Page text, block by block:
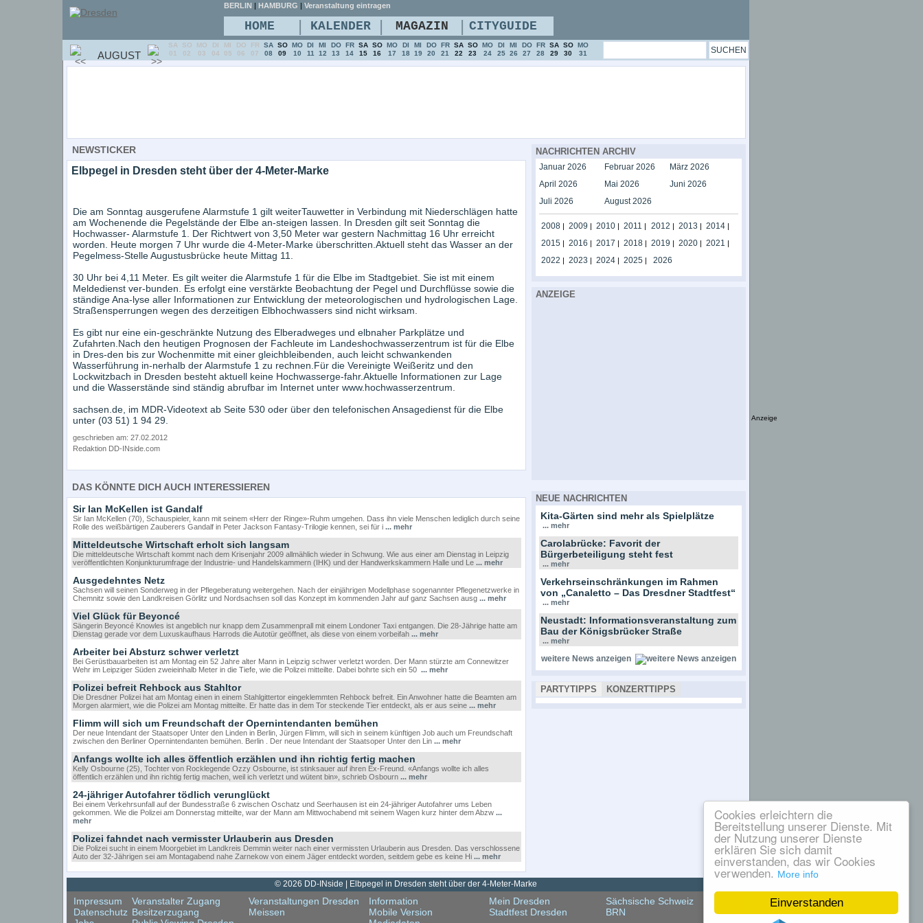
Einverstanden
Cookies erleichtern die
Bereitstellung unserer Dienste. Mit
der Nutzung unserer Dienste
erklären Sie sich damit
einverstanden, das wir Cookies
verwenden. More info
NEWSTICKER
Elbpegel in Dresden steht über der 4-Meter-Marke
Die am Sonntag ausgerufene Alarmstufe 1 gilt weiterTauwetter in Verbindung mit Niederschlägen hatte
am Wochenende die Pegelstände der Elbe an-steigen lassen. In Dresden gilt seit Sonntag die
Hochwasser- Alarmstufe 1. Der Richtwert von 3,50 Meter war gestern Nachmittag 16 Uhr erreicht
worden. Heute morgen 7 Uhr wurde die 4-Meter-Marke überschritten.Aktuell steht das Wasser an der
Pegelmess-Stelle Augustusbrücke heute Mittag 11.
30 Uhr bei 4,11 Meter. Es gilt weiter die Alarmstufe 1 für die Elbe im Stadtgebiet. Sie ist mit einem
Meldedienst ver-bunden. Es erfolgt eine verstärkte Beobachtung der Pegel und Durchflüsse sowie die
ständige Ana-lyse aller Informationen zur Entwicklung der meteorologischen und hydrologischen Lage.
Straßensperrungen wegen des derzeitigen Elbhochwassers sind nicht wirksam.
Es gibt nur eine ein-geschränkte Nutzung des Elberadweges und elbnaher Parkplätze und
Zufahrten.Nach den heutigen Prognosen der Fachleute im Landeshochwasserzentrum ist für die Elbe
in Dres-den bis zur Wochenmitte mit einer gleichbleibenden, auch leicht schwankenden
Wasserführung in-nerhalb der Alarmstufe 1 zu rechnen.Für die Vereinigte Weißeritz und den
Lockwitzbach in Dresden besteht aktuell keine Hochwasserge-fahr.Aktuelle Informationen zur Lage
und die Wasserstände sind ständig abrufbar im Internet unter www.hochwasserzentrum.
sachsen.de, im MDR-Videotext ab Seite 530 oder über den telefonischen Ansagedienst für die Elbe
unter (03 51) 1 94 29.
geschrieben am: 27.02.2012
Redaktion DD-INside.com
DAS KÖNNTE DICH AUCH INTERESSIEREN
Sir Ian McKellen ist Gandalf
Sir Ian McKellen (70), Schauspieler, kann mit seinem «Herr der Ringe»-Ruhm umgehen. Dass ihn viele Menschen lediglich durch seine
Rolle des weißbärtigen Zauberers Gandalf in Peter Jackson Fantasy-Trilogie kennen, sei für i ... mehr
Mitteldeutsche Wirtschaft erholt sich langsam
Die mitteldeutsche Wirtschaft kommt nach dem Krisenjahr 2009 allmählich wieder in Schwung. Wie aus einer am Dienstag in Leipzig
veröffentlichten Konjunkturumfrage der Industrie- und Handelskammern (IHK) und der Handwerkskammern Halle und Le ... mehr
Ausgedehntes Netz
Sachsen will seinen Sonderweg in der Pflegeberatung weitergehen. Nach der einjährigen Modellphase sogenannter Pflegenetzwerke in
Chemnitz sowie den Landkreisen Görlitz und Nordsachsen soll das Konzept im kommenden Jahr auf ganz Sachsen ausg ... mehr
Viel Glück für Beyoncé
Sängerin Beyoncé Knowles ist angeblich nur knapp dem Zusammenprall mit einem Londoner Taxi entgangen. Die 28-Jährige hatte am
Dienstag gerade vor dem Luxuskaufhaus Harrods die Autotür geöffnet, als diese von einem vorbeifah ... mehr
Arbeiter bei Absturz schwer verletzt
Bei Gerüstbauarbeiten ist am Montag ein 52 Jahre alter Mann in Leipzig schwer verletzt worden. Der Mann stürzte am Connewitzer
Wehr im Leipziger Süden zweieinhalb Meter in die Tiefe, wie die Polizei mitteilte. Dabei bohrte sich ein 50 ... mehr
Polizei befreit Rehbock aus Stahltor
Die Dresdner Polizei hat am Montag einen in einem Stahlgittertor eingeklemmten Rehbock befreit. Ein Anwohner hatte die Beamten am
Morgen alarmiert, wie die Polizei am Montag mitteilte. Er hatte das in dem Tor steckende Tier entdeckt, als er aus seine ... mehr
Flimm will sich um Freundschaft der Opernintendanten bemühen
Der neue Intendant der Staatsoper Unter den Linden in Berlin, Jürgen Flimm, will sich in seinem künftigen Job auch um Freundschaft
zwischen den Berliner Opernintendanten bemühen. Berlin . Der neue Intendant der Staatsoper Unter den Lin ... mehr
Anfangs wollte ich alles öffentlich erzählen und ihn richtig fertig machen
Kelly Osbourne (25), Tochter von Rocklegende Ozzy Osbourne, ist stinksauer auf ihren Ex-Freund. «Anfangs wollte ich alles
öffentlich erzählen und ihn richtig fertig machen, weil ich verletzt und wütent bin», schrieb Osbourn ... mehr
24-jähriger Autofahrer tödlich verunglückt
Bei einem Verkehrsunfall auf der Bundesstraße 6 zwischen Oschatz und Seerhausen ist ein 24-jähriger Autofahrer ums Leben
gekommen. Wie die Polizei am Donnerstag mitteilte, war der Mann am Mittwochabend mit seinem Wagen kurz hinter dem Abzw ...
mehr
Polizei fahndet nach vermisster Urlauberin aus Dresden
Die Polizei sucht in einem Moorgebiet im Landkreis Demmin weiter nach einer vermissten Urlauberin aus Dresden. Das verschlossene
Auto der 32-Jährigen sei am Montagabend nahe Zarnekow von einem Jäger entdeckt worden, seitdem gebe es keine Hi ... mehr
NACHRICHTEN ARCHIV
Januar 2026 Februar 2026
März 2026
April 2026
Mai 2026
Juni 2026
Juli 2026
August 2026
2008| 2009 | 2010| 2011 | 2012 | 2013 | 2014|
2015| 2016 | 2017 | 2018| 2019 | 2020| 2021 |
2022 | 2023 | 2024| 2025| 2026
ANZEIGE
NEUE NACHRICHTEN
Kita-Gärten sind mehr als Spielplätze
... mehr
Carolabrücke: Favorit der
Bürgerbeteiligung steht fest
... mehr
Verkehrseinschränkungen im Rahmen
von „Canaletto – Das Dresdner Stadtfest“
... mehr
Neustadt: Informationsveranstaltung zum
Bau der Königsbrücker Straße
... mehr
weitere News anzeigen
PARTYTIPPS KONZERTTIPPS
© 2026 DD-INside | Elbpegel in Dresden steht über der 4-Meter-Marke
Impressum
Datenschutz
Veranstalter Zugang
Besitzerzugang
Veranstaltungen Dresden
Meissen
Information
Mobile Version
Mein Dresden
Stadtfest Dresden
Sächsische Schweiz
BRN
BERLIN | HAMBURG | Veranstaltung eintragen
HOME | KALENDER | MAGAZIN | CITYGUIDE
AUGUST
SA
01
SO
02
MO
03
DI
04
MI
05
DO
06
FR
07
SA
08
SO
09
MO
10
DI
11
MI
12
DO
13
FR
14
SA
15
SO
16
MO
17
DI
18
MI
19
DO
20
FR
21
SA
22
SO
23
MO
24
DI
25
MI
26
DO
27
FR
28
SA
29
SO
30
MO
31
Anzeige